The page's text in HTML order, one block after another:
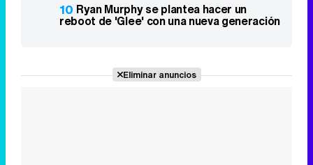
10 Ryan Murphy se plantea hacer un
reboot de 'Glee' con una nueva generación
Eliminar anuncios